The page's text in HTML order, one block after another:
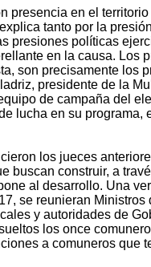
presencia en el
tanto por la
presiones políticas
en la causa. Los
son precisamente los
presidente de la
de campaña del
lucha en su programa,
los jueces
buscan construir, a
al desarrollo. Una
se reunieran Ministros
y autoridades de
los once
a comuneros que